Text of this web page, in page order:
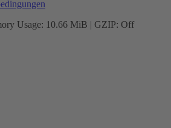
Usage: 10.66 MiB | GZIP: Off